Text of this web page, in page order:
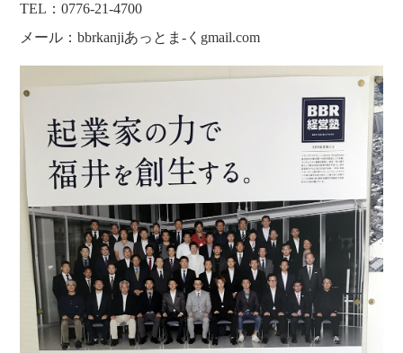
TEL：0776-21-4700
メール：bbrkanjiあっとま-くgmail.com